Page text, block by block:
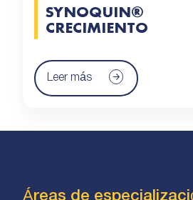
SYNOQUIN®
CRECIMIENTO
Leer más
Áreas de